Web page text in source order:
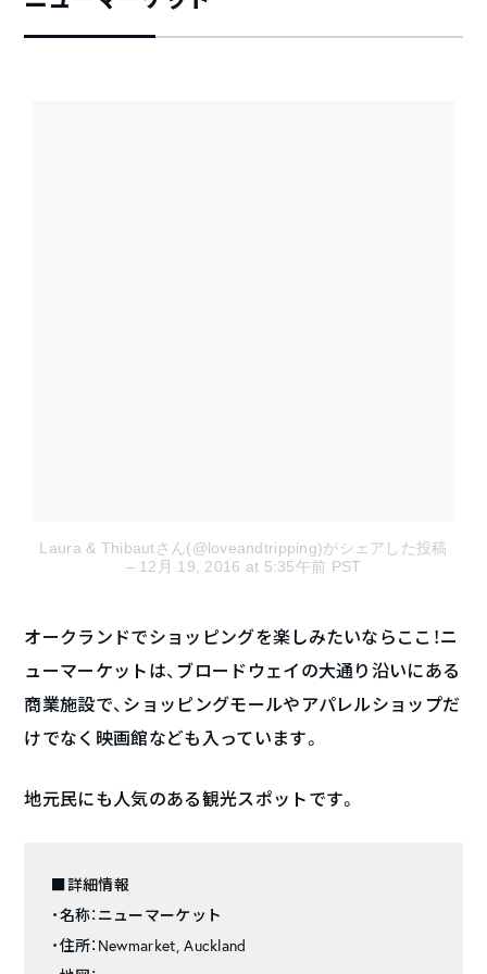
Laura & Thibautさん(@loveandtripping)がシェアした投稿
– 12月 19, 2016 at 5:35午前 PST
オークランドでショッピングを楽しみたいならここ！ニ
ューマーケットは、ブロードウェイの大通り沿いにある
商業施設で、ショッピングモールやアパレルショップだ
けでなく映画館なども入っています。
地元民にも人気のある観光スポットです。
■詳細情報
・名称：ニューマーケット
・住所：Newmarket, Auckland